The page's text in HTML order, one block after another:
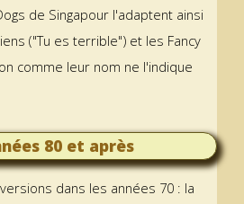
de Singapour l'adaptent ainsi
("Tu es terrible") et les Fancy
comme leur nom ne l'indique
80 et après
dans les années 70 : la